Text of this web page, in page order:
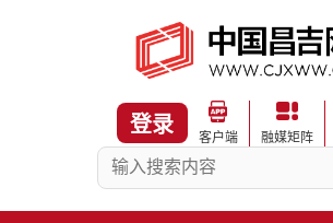
登录
客户端 融媒矩阵